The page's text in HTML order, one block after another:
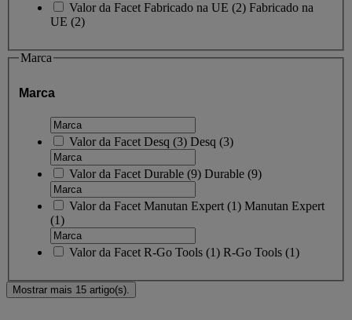
Valor da Facet Fabricado na UE (2) Fabricado na
UE (2)
Marca
Marca
Valor da Facet Desq (3) Desq (3)
Valor da Facet Durable (9) Durable (9)
Valor da Facet Manutan Expert (1) Manutan Expert
(1)
Valor da Facet R-Go Tools (1) R-Go Tools (1)
Mostrar mais 15 artigo(s).